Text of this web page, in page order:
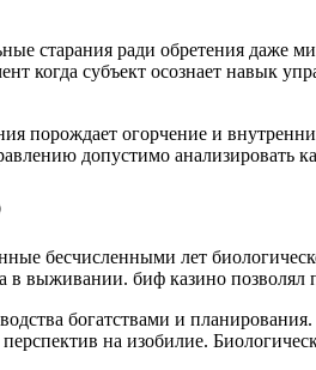
старания ради обретения даже
когда субъект осознает навык
порождает огорчение и
допустимо анализировать
бесчисленными лет
выживании. биф казино
богатствами и
на изобилие.